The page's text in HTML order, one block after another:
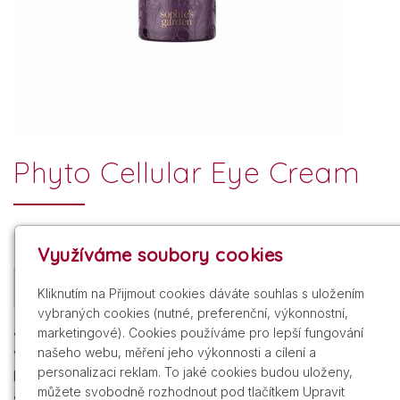
Phyto Cellular Eye Cream
Popis produktu Produkty v kategorii
Jemně hýčkající oční krém redukuje drobné linky a
vrásky kolem očí a zároveň si poradí i s otoky a tmavými
kruhy kolem nich. Pomocí speciálního rozptylovače
Využíváme soubory cookies
Kliknutím na Přijmout cookies dáváte souhlas s uložením
vybraných cookies (nutné, preferenční, výkonnostní,
marketingové). Cookies používáme pro lepší fungování
našeho webu, měření jeho výkonnosti a cílení a
personalizaci reklam. To jaké cookies budou uloženy,
můžete svobodně rozhodnout pod tlačítkem Upravit